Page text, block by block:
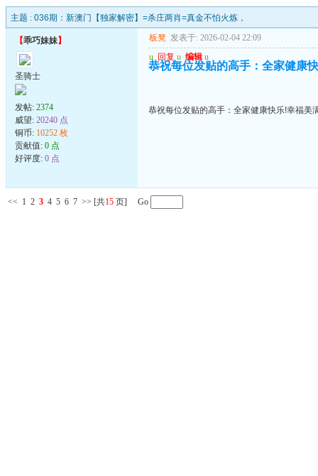
主题 : 036期：新澳门【独家解密】=杀庄两肖=真金不怕火炼，
【乖巧妹妹】
圣骑士
发帖: 2374
威望: 20240 点
铜币: 10252 枚
贡献值: 0 点
好评度: 0 点
板凳 发表于: 2026-02-04 22:09
u 回复 u 编辑 u
恭祝每位发贴的高手：全家健康
恭祝每位发贴的高手：全家健康快乐!幸福美
<< 1 2 3 4 5 6 7 >> [共15 页] Go